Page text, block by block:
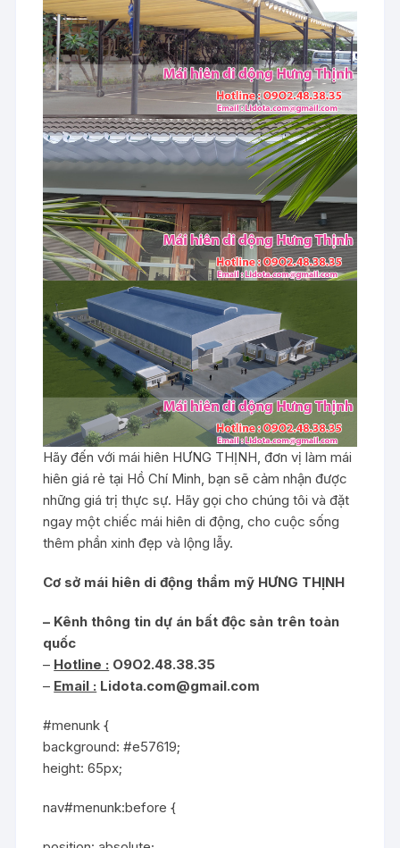
Hãy đến với mái hiên HƯNG THỊNH, đơn vị làm mái
hiên giá rẻ tại Hồ Chí Minh, bạn sẽ cảm nhận được
những giá trị thực sự. Hãy gọi cho chúng tôi và đặt
ngay một chiếc mái hiên di động, cho cuộc sống
thêm phần xinh đẹp và lộng lẫy.
Cơ sở mái hiên di động thẩm mỹ HƯNG THỊNH
– Kênh thông tin dự án bất độc sản trên toàn
quốc
– Hotline : O9O2.48.38.35
– Email : Lidota.com@gmail.com
#menunk {
background: #e57619;
height: 65px;
nav#menunk:before {